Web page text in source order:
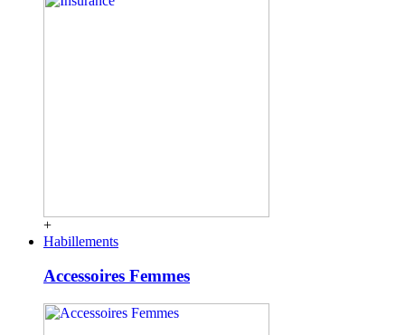
+
Habillements
Accessoires Femmes